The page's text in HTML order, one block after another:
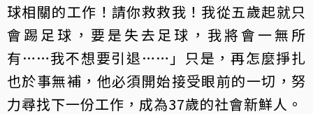
球相關的工作！請你救救我！我從五歲起就只
會踢足球，要是失去足球，我將會一無所
有……我不想要引退……」只是，再怎麼掙扎
也於事無補，他必須開始接受眼前的一切，努
力尋找下一份工作，成為37歲的社會新鮮人。